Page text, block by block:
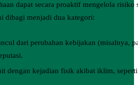
dapat secara proaktif mengelola
dibagi menjadi dua kategori:
dari perubahan kebijakan (misalnya,
dengan kejadian fisik akibat iklim,